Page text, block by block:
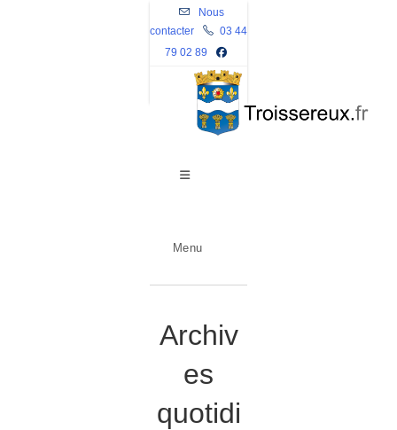
Skip
to
content
Nous
contacter
03 44
79 02 89
Menu
Archiv
es
quotidi